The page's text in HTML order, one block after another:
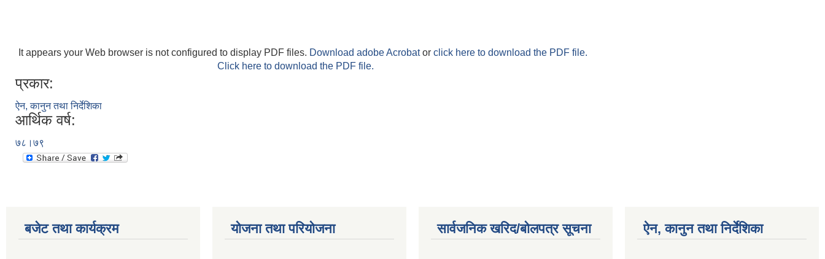
It appears your Web browser is not configured to display PDF files. Download adobe Acrobator click here to download the PDF file.
Click here to download the PDF file.
प्रकार:
ऐन, कानुन तथा निर्देशिका
आर्थिक वर्ष:
७८।७९
बजेट तथा कार्यक्रम योजना तथा परियोजना सार्वजनिक खरिद/बोलपत्र सूचना ऐन, कानुन तथा निर्देशिका